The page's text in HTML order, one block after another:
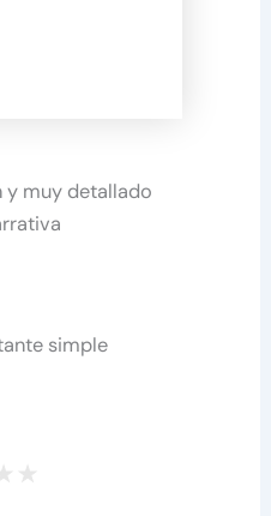
y muy detallado
simple